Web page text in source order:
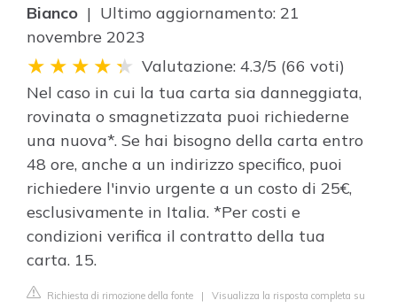
Bianco | Ultimo aggiornamento: 21
novembre 2023
Valutazione: 4.3/5 (66 voti)
Nel caso in cui la tua carta sia danneggiata,
rovinata o smagnetizzata puoi richiederne
una nuova*. Se hai bisogno della carta entro
48 ore, anche a un indirizzo specifico, puoi
richiedere l'invio urgente a un costo di 25€,
esclusivamente in Italia. *Per costi e
condizioni verifica il contratto della tua
carta. 15.
Richiesta di rimozione della fonte | Visualizza la risposta completa su